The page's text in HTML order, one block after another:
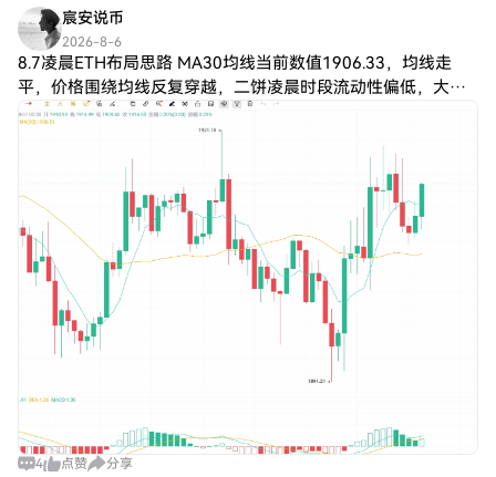
宸安说币
2026-8-6
8.7凌晨ETH布局思路 MA30均线当前数值1906.33，均线走
平，价格围绕均线反复穿越，二饼凌晨时段流动性偏低，大概
率延续震荡格局，难出大级别破位。 哆单 入场：回踩1890附
4 点赞 分享